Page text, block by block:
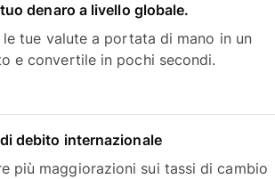
denaro a livello globale.
tue valute a portata di mano in un
e convertile in pochi secondi.
debito internazionale
più maggiorazioni sui tassi di cambio